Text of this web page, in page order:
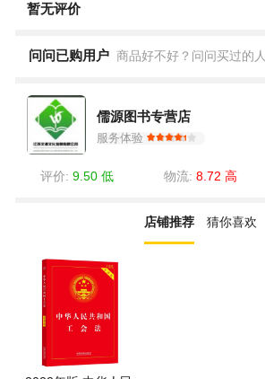
暂无评价
问问已购用户 商品好不好？问问买过的人
儒源图书专营店
服务体验
评价: 9.50 低 物流: 8.72 高
店铺推荐 猜你喜欢